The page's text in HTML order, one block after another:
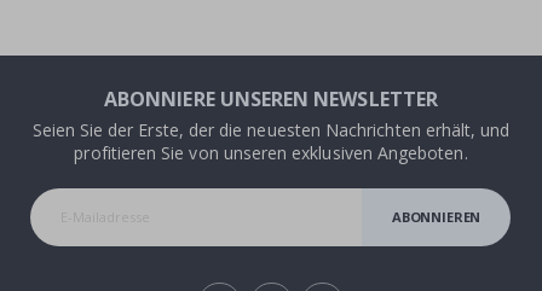
ABONNIERE UNSEREN NEWSLETTER
Seien Sie der Erste, der die neuesten Nachrichten erhält, und
profitieren Sie von unseren exklusiven Angeboten.
ABONNIEREN